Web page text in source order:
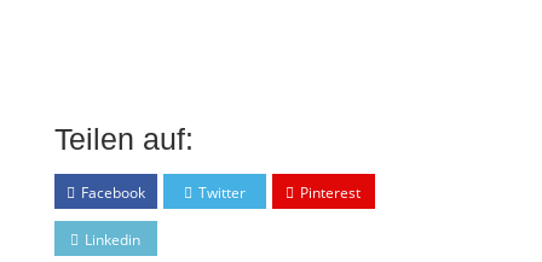
Teilen auf:
Facebook Twitter Pinterest
Linkedin